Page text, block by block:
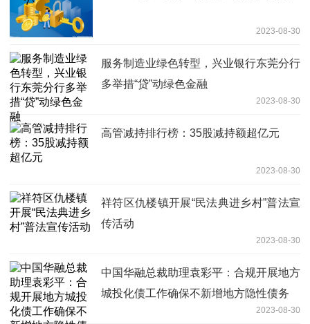
2023-08-30
服务制造业绿色转型，兴业银行东莞分行
多举措“贷”动绿色金融
2023-08-30
高管减持排行榜：35股减持额超亿元
2023-08-30
祥符区仇楼镇开展“民法典进乡村”普法宣
传活动
2023-08-30
中国华融总裁助理袁彩平：合规开展地方
城投化债工作确保不新增地方隐性债务
2023-08-30